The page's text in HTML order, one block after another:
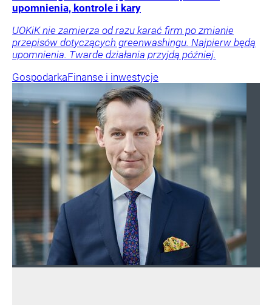
upomnienia, kontrole i kary
UOKiK nie zamierza od razu karać firm po zmianie
przepisów dotyczących greenwashingu. Najpierw będą
upomnienia. Twarde działania przyjdą później.
GospodarkaFinanse i inwestycje